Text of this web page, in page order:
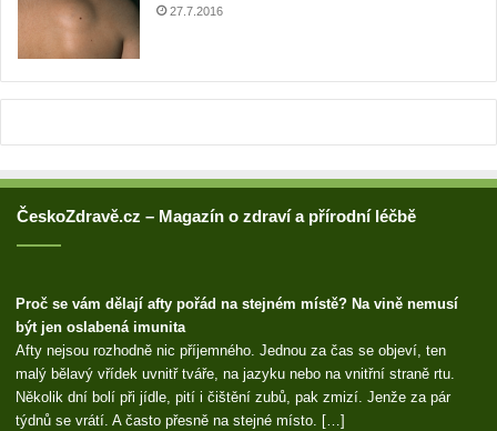
27.7.2016
ČeskoZdravě.cz – Magazín o zdraví a přírodní léčbě
Proč se vám dělají afty pořád na stejném místě? Na vině nemusí
být jen oslabená imunita
Afty nejsou rozhodně nic příjemného. Jednou za čas se objeví, ten
malý bělavý vřídek uvnitř tváře, na jazyku nebo na vnitřní straně rtu.
Několik dní bolí při jídle, pití i čištění zubů, pak zmizí. Jenže za pár
týdnů se vrátí. A často přesně na stejné místo. […]